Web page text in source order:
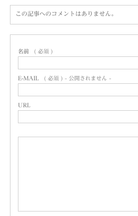
この記事へのコメントはありません。
名前 ( 必須 )
E-MAIL ( 必須 ) - 公開されません -
URL